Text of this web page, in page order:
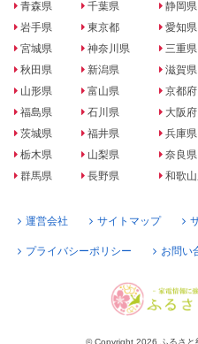
青森県
岩手県
宮城県
秋田県
山形県
福島県
茨城県
栃木県
群馬県
千葉県
東京都
神奈川県
新潟県
富山県
石川県
福井県
山梨県
長野県
静岡県
愛知県
三重県
滋賀県
京都府
大阪府
兵庫県
奈良県
和歌山
運営会社 サイトマップ
プライバシーポリシー お問い
© Copyright 2026 ふるさと